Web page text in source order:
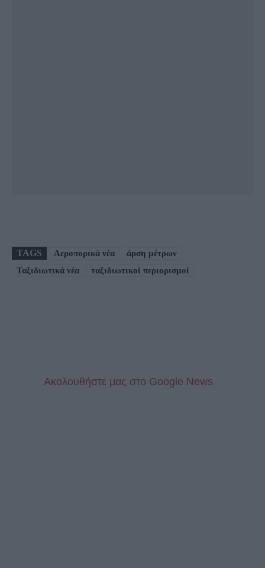
TAGS Αεροπορικά νέα
άρση μέτρων
Ταξιδιωτικά νέα
ταξιδιωτικοί περιορισμοί
Aκολουθήστε μας στo Google News